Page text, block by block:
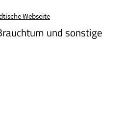
Webseite
und sonstige